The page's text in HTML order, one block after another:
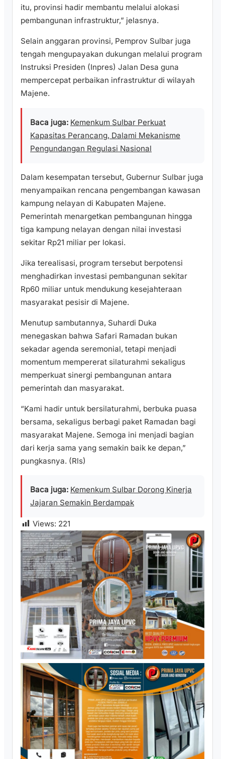
itu, provinsi hadir membantu melalui alokasi
pembangunan infrastruktur,” jelasnya.
Selain anggaran provinsi, Pemprov Sulbar juga
tengah mengupayakan dukungan melalui program
Instruksi Presiden (Inpres) Jalan Desa guna
mempercepat perbaikan infrastruktur di wilayah
Majene.
Baca juga: Kemenkum Sulbar Perkuat
Kapasitas Perancang, Dalami Mekanisme
Pengundangan Regulasi Nasional
Dalam kesempatan tersebut, Gubernur Sulbar juga
menyampaikan rencana pengembangan kawasan
kampung nelayan di Kabupaten Majene.
Pemerintah menargetkan pembangunan hingga
tiga kampung nelayan dengan nilai investasi
sekitar Rp21 miliar per lokasi.
Jika terealisasi, program tersebut berpotensi
menghadirkan investasi pembangunan sekitar
Rp60 miliar untuk mendukung kesejahteraan
masyarakat pesisir di Majene.
Menutup sambutannya, Suhardi Duka
menegaskan bahwa Safari Ramadan bukan
sekadar agenda seremonial, tetapi menjadi
momentum mempererat silaturahmi sekaligus
memperkuat sinergi pembangunan antara
pemerintah dan masyarakat.
“Kami hadir untuk bersilaturahmi, berbuka puasa
bersama, sekaligus berbagi paket Ramadan bagi
masyarakat Majene. Semoga ini menjadi bagian
dari kerja sama yang semakin baik ke depan,”
pungkasnya. (Rls)
Baca juga: Kemenkum Sulbar Dorong Kinerja
Jajaran Semakin Berdampak
Views: 221